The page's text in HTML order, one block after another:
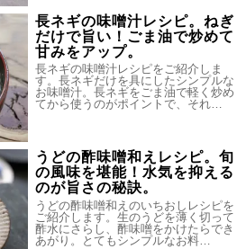
長ネギの味噌汁レシピ。ねぎ
だけで旨い！ごま油で炒めて
甘みをアップ。
長ネギの味噌汁レシピをご紹介しま
す。長ネギだけを具にしたシンプルな
お味噌汁。長ネギをごま油で軽く炒め
てから使うのがポイントで、それ…
うどの酢味噌和えレシピ。旬
の風味を堪能！水気を抑える
のが旨さの秘訣。
うどの酢味噌和えのいちおしレシピを
ご紹介します。生のうどを薄く切って
酢水にさらし、酢味噌をかけたらでき
あがり。とてもシンプルなお料…